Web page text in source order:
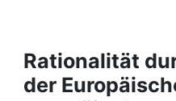
Projects
People
Rationalität
der